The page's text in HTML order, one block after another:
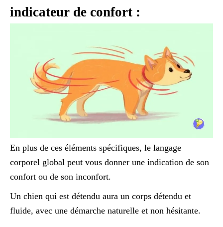
indicateur de confort :
En plus de ces éléments spécifiques, le langage
corporel global peut vous donner une indication de son
confort ou de son inconfort.
Un chien qui est détendu aura un corps détendu et
fluide, avec une démarche naturelle et non hésitante.